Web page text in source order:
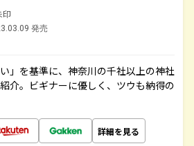
印
発売
」を基準に、神奈川の千社以上の神社
介。ビギナーに優しく、ツウも納得の
詳細を見る